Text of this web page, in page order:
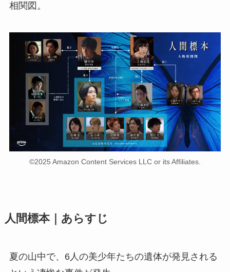
相関図。
©2025 Amazon Content Services LLC or its Affiliates.
人間標本｜あらすじ
夏の山中で、6人の美少年たちの遺体が発見される